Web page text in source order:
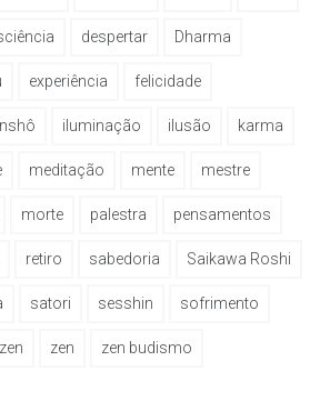
despertar Dharma
experiência felicidade
iluminação ilusão karma
meditação mente mestre
morte palestra pensamentos
retiro sabedoria Saikawa Roshi
satori sesshin sofrimento
zen zen budismo